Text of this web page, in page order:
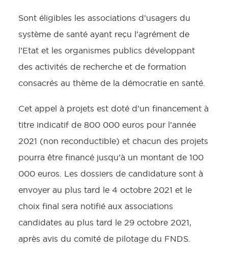
Sont éligibles les associations d’usagers du
système de santé ayant reçu l’agrément de
l’Etat et les organismes publics développant
des activités de recherche et de formation
consacrés au thème de la démocratie en santé.
Cet appel à projets est doté d’un financement à
titre indicatif de 800 000 euros pour l’année
2021 (non reconductible) et chacun des projets
pourra être financé jusqu’à un montant de 100
000 euros. Les dossiers de candidature sont à
envoyer au plus tard le 4 octobre 2021 et le
choix final sera notifié aux associations
candidates au plus tard le 29 octobre 2021,
après avis du comité de pilotage du FNDS.